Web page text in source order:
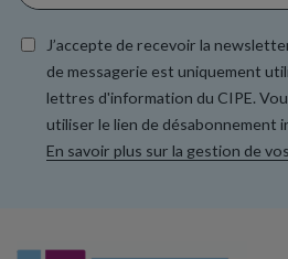
J’accepte de recevoir la
de messagerie est uniquement
lettres d'information du CIPE.
utiliser le lien de désabonnement
En savoir plus sur la gestion de